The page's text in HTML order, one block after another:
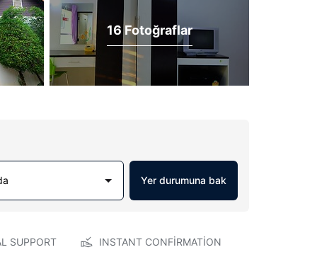
16 Fotoğraflar
Yer durumuna bak
SUPPORT INSTANT CONFIRMATION